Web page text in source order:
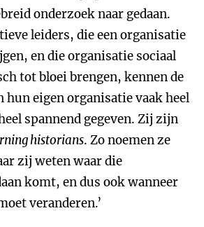
onderzoek naar gedaan.
leiders, die een organisatie
en die organisatie sociaal
tot bloei brengen, kennen de
hun eigen organisatie vaak heel
spannend gegeven. Zij zijn
historians. Zo noemen ze
zij weten waar die
komt, en dus ook wanneer
veranderen.’